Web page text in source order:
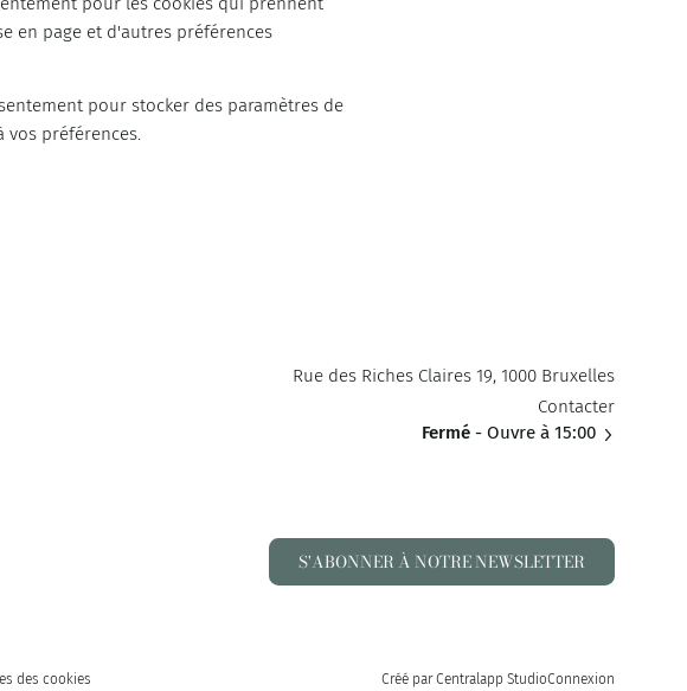
en page et d'autres préférences
pour stocker des paramètres de
préférences.
Rue des Riches Claires 19, 1000 Bruxelles
Contacter
Fermé- Ouvre à 15:00
S'ABONNER À NOTRE NEWSLETTER
des cookies Créé par Centralapp StudioConnexion